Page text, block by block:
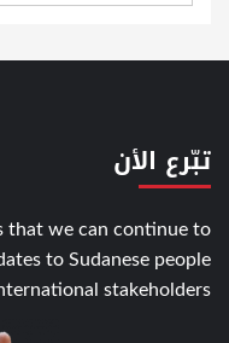
تبّرع الأن
that we can continue to
to Sudanese people
stakeholders.